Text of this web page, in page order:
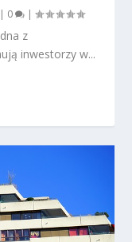
| 0 |
z
inwestorzy w...